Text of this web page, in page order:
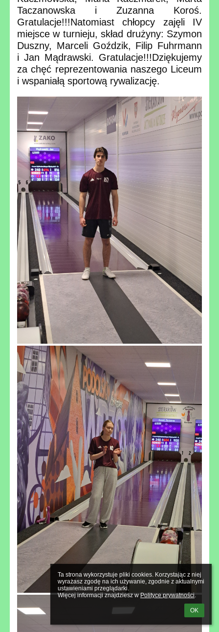
Ta strona wykorzystuje pliki cookies. Korzystając z niej
wyrażasz zgodę na ich używanie, zgodnie z aktualnymi
ustawieniami przeglądarki.
Więcej informacji znajdziesz w Polityce prywatności.
OK
Taczanowska i Zuzanna Koroś.
Gratulacje!!!Natomiast chłopcy zajęli IV
miejsce w turnieju, skład drużyny: Szymon
Duszny, Marceli Goździk, Filip Fuhrmann
i Jan Mądrawski. Gratulacje!!!Dziękujemy
za chęć reprezentowania naszego Liceum
i wspaniałą sportową rywalizację.